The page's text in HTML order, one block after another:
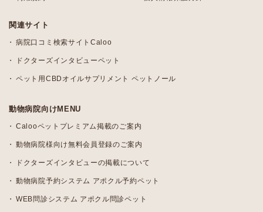
関連サイト
病院口コミ検索サイトCaloo
ドクターズインタビューペット
ペット用CBDオイルサプリメント ペットノール
動物病院向けMENU
Calooペットプレミアム掲載のご案内
動物病院様向け無料会員登録のご案内
ドクターズインタビューの掲載について
動物病院予約システム アポクル予約ペット
WEB問診システム アポクル問診ペット